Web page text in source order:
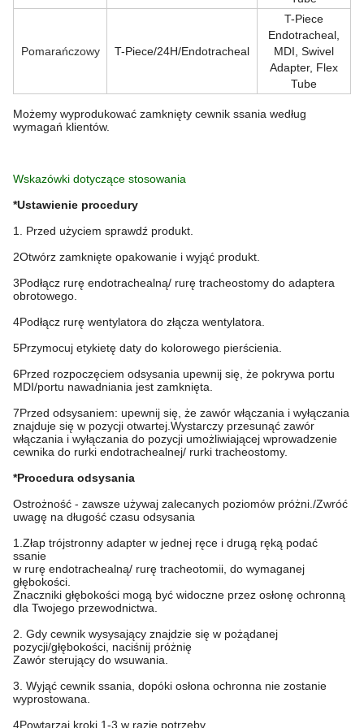
Pomarańczowy T-Piece/24H/Endotracheal
T-Piece
Endotracheal,
MDI, Swivel
Adapter, Flex
Tube
Możemy wyprodukować zamknięty cewnik ssania według
wymagań klientów.
Wskazówki dotyczące stosowania
*Ustawienie procedury
1. Przed użyciem sprawdź produkt.
2Otwórz zamknięte opakowanie i wyjąć produkt.
3Podłącz rurę endotrachealną/ rurę tracheostomy do adaptera
obrotowego.
4Podłącz rurę wentylatora do złącza wentylatora.
5Przymocuj etykietę daty do kolorowego pierścienia.
6Przed rozpoczęciem odsysania upewnij się, że pokrywa portu
MDI/portu nawadniania jest zamknięta.
7Przed odsysaniem: upewnij się, że zawór włączania i wyłączania
znajduje się w pozycji otwartej.Wystarczy przesunąć zawór
włączania i wyłączania do pozycji umożliwiającej wprowadzenie
cewnika do rurki endotrachealnej/ rurki tracheostomy.
*Procedura odsysania
Ostrożność - zawsze używaj zalecanych poziomów próżni./Zwróć
uwagę na długość czasu odsysania
1.Złap trójstronny adapter w jednej ręce i drugą ręką podać
ssanie
w rurę endotrachealną/ rurę tracheotomii, do wymaganej
głębokości.
Znaczniki głębokości mogą być widoczne przez osłonę ochronną
dla Twojego przewodnictwa.
2. Gdy cewnik wysysający znajdzie się w pożądanej
pozycji/głębokości, naciśnij próżnię
Zawór sterujący do wsuwania.
3. Wyjąć cewnik ssania, dopóki osłona ochronna nie zostanie
wyprostowana.
4Powtarzaj kroki 1-3 w razie potrzeby.